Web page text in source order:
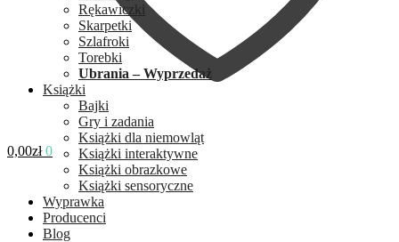
0,00zł 0
Rękawiczki
Skarpetki
Szlafroki
Torebki
Ubrania – Wyprzedaż
Książki
Bajki
Gry i zadania
Książki dla niemowląt
Książki interaktywne
Książki obrazkowe
Książki sensoryczne
Wyprawka
Producenci
Blog